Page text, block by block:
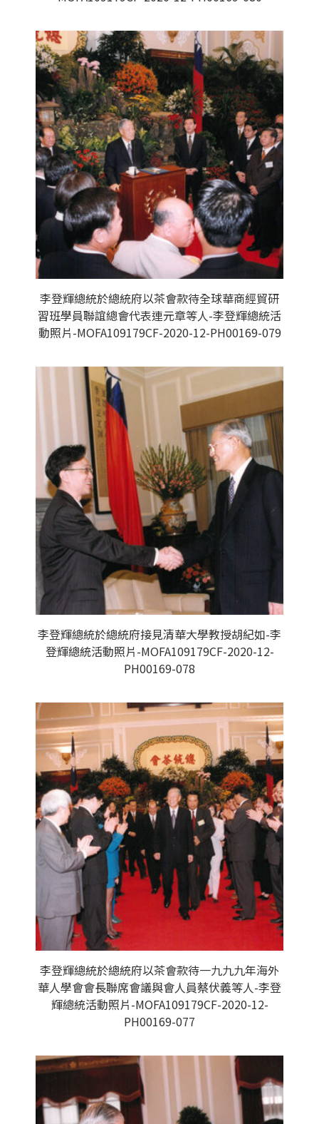
李登輝總統於總統府以茶會款待全球華商經貿研
習班學員聯誼總會代表連元章等人-李登輝總統活
動照片-MOFA109179CF-2020-12-PH00169-079
李登輝總統於總統府接見清華大學教授胡紀如-李
登輝總統活動照片-MOFA109179CF-2020-12-
PH00169-078
李登輝總統於總統府以茶會款待一九九九年海外
華人學會會長聯席會議與會人員蔡伏義等人-李登
輝總統活動照片-MOFA109179CF-2020-12-
PH00169-077